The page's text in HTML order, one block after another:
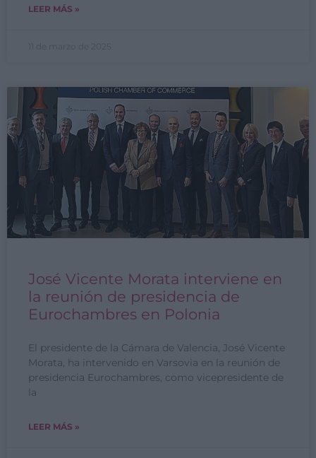
LEER MÁS »
José Vicente Morata interviene en
la reunión de presidencia de
Eurochambres en Polonia
El presidente de la Cámara de Valencia, José Vicente
Morata, ha intervenido en Varsovia en la reunión de
presidencia Eurochambres, como vicepresidente de
la
LEER MÁS »